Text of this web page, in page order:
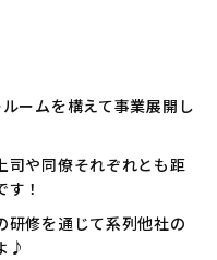
ームを構えて事業展開し
司や同僚それぞれとも距
！
研修を通じて系列他社の
♪